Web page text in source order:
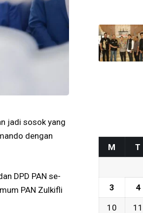
jadi sosok yang
dengan
DPD PAN se-
PAN Zulkifli
M T
3 4
10 11